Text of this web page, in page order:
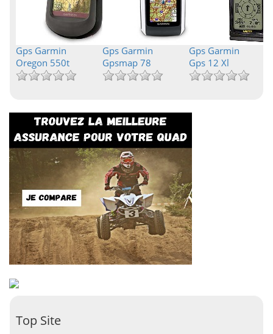
Gps Garmin
Oregon 550t
Gps Garmin
Gpsmap 78
Gps Garmin
Gps 12 Xl
Top Site